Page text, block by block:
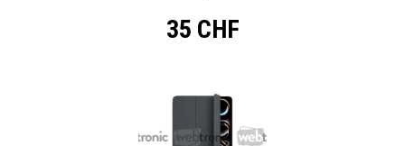
35 CHF